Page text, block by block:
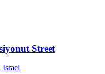
Street
Israel